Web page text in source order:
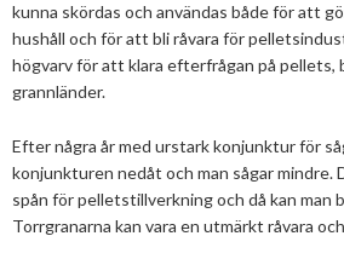
Februari
Maj
April
Januari
Maj
April
Februari
Januari
kunna skördas och användas både för att
hushåll och för att bli råvara för
högvarv för att klara efterfrågan på pellets,
grannländer.
Efter några år med urstark konjunktur för
konjunkturen nedåt och man sågar mindre.
spån för pelletstillverkning och då kan man
Torrgranarna kan vara en utmärkt råvara